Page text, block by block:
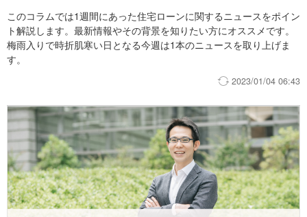
このコラムでは1週間にあった住宅ローンに関するニュースをポイン
ト解説します。最新情報やその背景を知りたい方にオススメです。
梅雨入りで時折肌寒い日となる今週は1本のニュースを取り上げま
す。
2023/01/04 06:43